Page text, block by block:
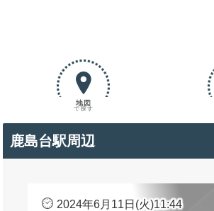
地図
で探す
鹿島台駅周辺
2024年6月11日(火)11:44